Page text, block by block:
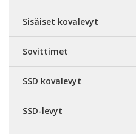
Sisäiset kovalevyt
Sovittimet
SSD kovalevyt
SSD-levyt